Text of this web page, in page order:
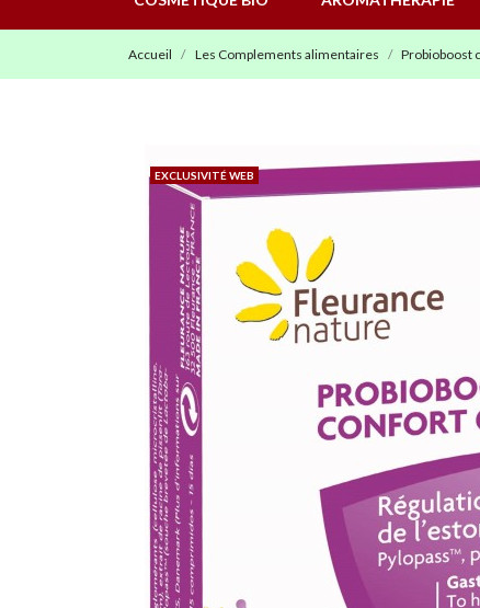
Accueil Les Complements alimentaires Probioboost
EXCLUSIVITÉ WEB